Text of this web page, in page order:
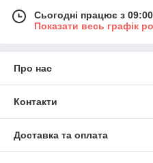
Сьогодні працює з
Показати весь графік
Про нас
Контакти
Доставка та оплата